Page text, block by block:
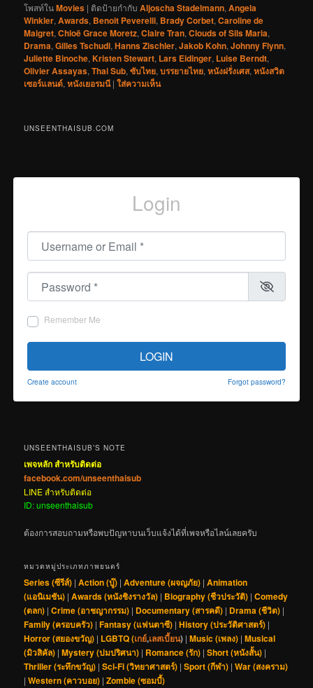
โพสท์ในMovies | ติดป้ายกำกับ Aljoscha Stadelmann,Angela
Winkler,Awards, Benoit Peverelli, Brady Corbet,Caroline de
Maigret,Chloë Grace Moretz,Claire Tran,Clouds of Sils Maria,
Drama,Gilles Tschudi,Hanns Zischler,Jakob Kohn,Johnny Flynn,
Juliette Binoche,Kristen Stewart, Lars Eidinger, Luise Berndt,
Olivier Assayas,Thai Sub,ซับไทย,บรรยายไทย,หนังฝรั่งเศส,หนังสวิต
เซอร์แลนด์,หนังเยอรมนี |ใส่ความเห็น
UNSEENTHAISUB.COM
Login
Remember Me
LOGIN
Create account Forgot password?
UNSEENTHAISUB’S NOTE
เพจหลัก สำหรับติดต่อ
facebook.com/unseenthaisub
LINE สำหรับติดต่อ
ID: unseenthaisub
ต้องการสอบถามหรือพบปัญหาบนเว็บแจ้งได้ที่เพจหรือไลน์เลยครับ
หมวดหมู่ประเภทภาพยนตร์
Series (ซีรีส์) |Action (บู๊) |Adventure (ผจญภัย) |Animation
(แอนิเมชัน) |Awards (หนังชิงรางวัล) | Biography (ชีวประวัติ) |Comedy
(ตลก) |Crime (อาชญากรรม) | Documentary (สารคดี) | Drama (ชีวิต) |
Family (ครอบครัว) |Fantasy (แฟนตาซี) |History (ประวัติศาสตร์) |
Horror (สยองขวัญ) | LGBTQ (เกย์,เลสเบี้ยน) |Music (เพลง) |Musical
(มิวสิคัล) |Mystery (ปมปริศนา) | Romance (รัก) |Short (หนังสั้น) |
Thriller (ระทึกขวัญ) |Sci-Fi (วิทยาศาสตร์) |Sport (กีฬา) |War (สงคราม)
|Western (คาวบอย) |Zombie (ซอมบี้)